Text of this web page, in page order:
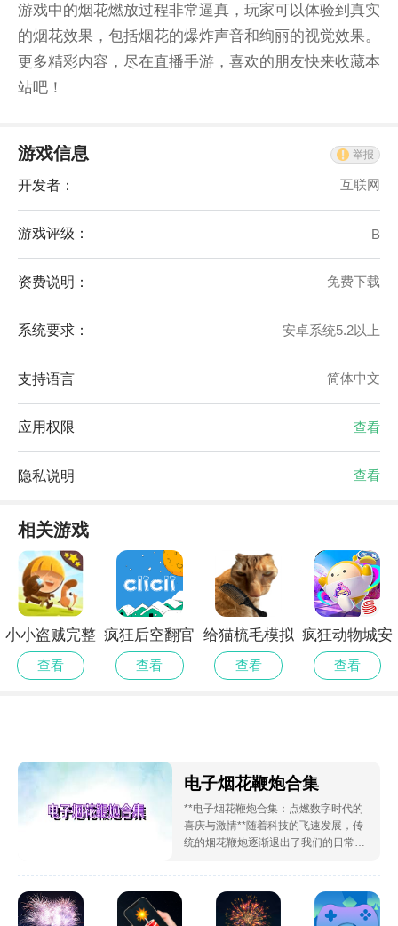
游戏中的烟花燃放过程非常逼真，玩家可以体验到真实
的烟花效果，包括烟花的爆炸声音和绚丽的视觉效果。
更多精彩内容，尽在直播手游，喜欢的朋友快来收藏本
站吧！
游戏信息 举报
开发者： 互联网
游戏评级： B
资费说明： 免费下载
系统要求： 安卓系统5.2以上
支持语言 简体中文
应用权限 查看
隐私说明 查看
相关游戏
小小盗贼完整
测试版
查看
疯狂后空翻官
网安卓版
查看
给猫梳毛模拟
器正版
查看
疯狂动物城安
卓版
查看
电子烟花鞭炮合集
**电子烟花鞭炮合集：点燃数字时代的
喜庆与激情**随着科技的飞速发展，传
统的烟花鞭炮逐渐退出了我们的日常生
软件应用应运而生，成为了新时代喜庆
与激情的代名词。**一、产品简介**电
子烟花鞭炮合集是一款专为现代都市人